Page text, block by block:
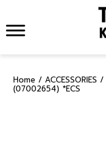
content
Home / ACCESSORIES /
(07002654) *ECS